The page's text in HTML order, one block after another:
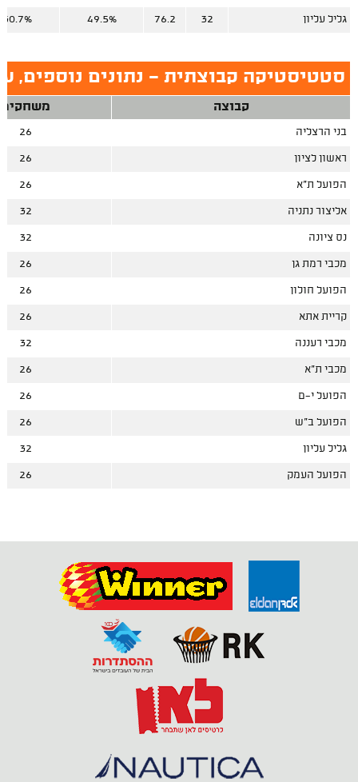
גליל עליון 32
76.2
49.5%
30.7%
סטטיסטיקה קבוצתית - נתונים נוספים,
קבוצה משחקים
בני הרצליה 26
ראשון לציון 26
הפועל ת"א 26
אליצור נתניה 32
נס ציונה 32
מכבי רמת גן 26
הפועל חולון 26
קריית אתא 26
מכבי רעננה 32
מכבי ת"א 26
הפועל י-ם 26
הפועל ב"ש 26
גליל עליון 32
הפועל העמק 26